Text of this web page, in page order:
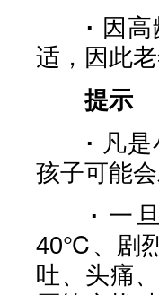
· 因
适，因此
提示
· 凡
孩子可能
· 一
40℃、剧
吐、头痛